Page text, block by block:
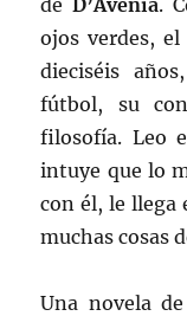
deD’Avenia.
ojos verdes,
dieciséis
fútbol, su
filosofía. Leo
intuye que lo
con él, le
muchas cosas
Una novela